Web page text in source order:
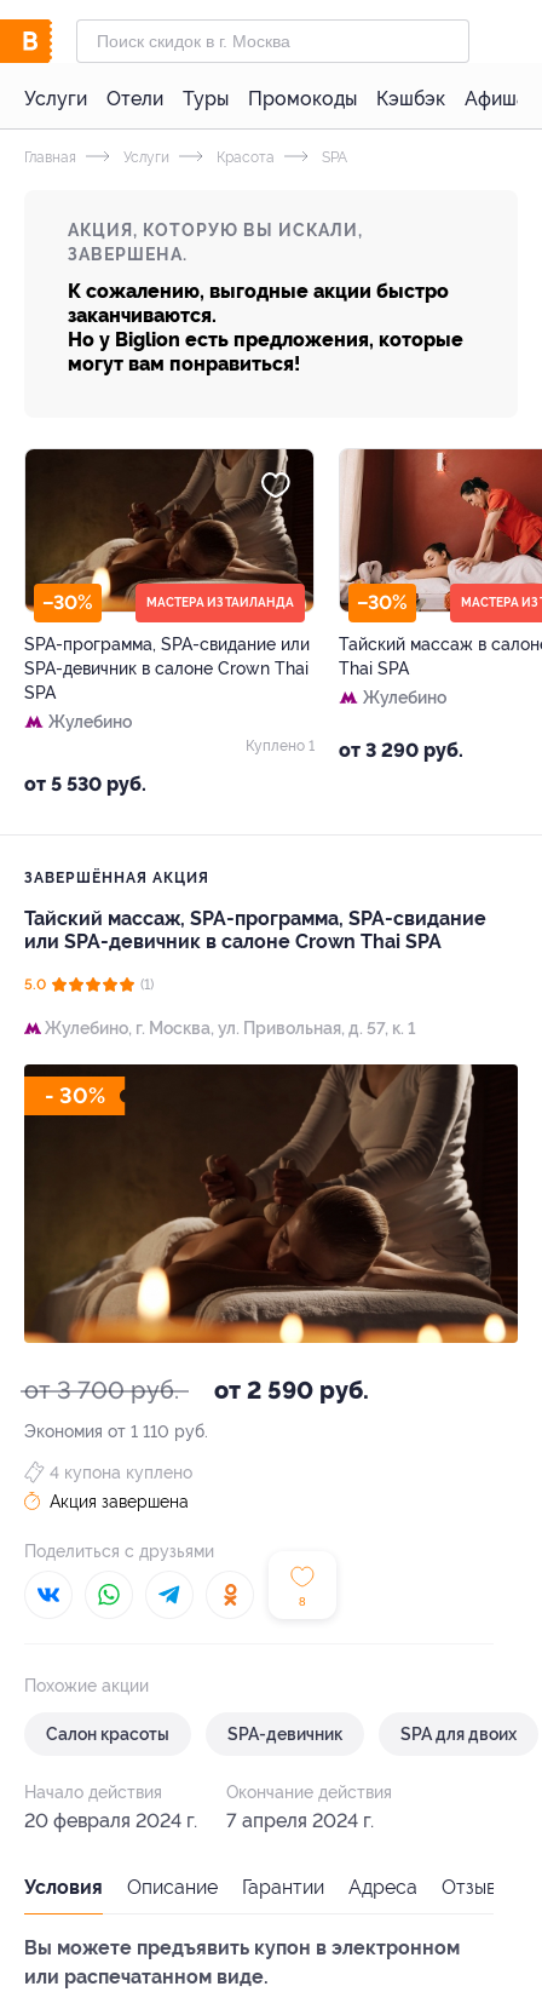
Услуги Отели Туры Промокоды Кэшбэк Афиша
Главная Услуги Красота SPA
АКЦИЯ, КОТОРУЮ ВЫ ИСКАЛИ,
ЗАВЕРШЕНА.
К сожалению, выгодные акции быстро
заканчиваются.
Но у Biglion есть предложения, которые
могут вам понравиться!
–30% МАСТЕРА ИЗ ТАИЛАНДА
SPA-программа, SPA-свидание или
SPA-девичник в салоне Crown Thai
SPA
Жулебино
от 5 530 руб.
Куплено 1
–30% МАСТЕРА
Тайский массаж в
Thai SPA
Жулебино
от 3 290 руб.
ЗАВЕРШЁННАЯ АКЦИЯ
Тайский массаж, SPA-программа, SPA-свидание
или SPA-девичник в салоне Crown Thai SPA
5.0 (1)
Жулебино, г. Москва, ул. Привольная, д. 57, к. 1
- 30%
от 3 700 руб. от 2 590 руб.
Экономия от 1 110 руб.
8
4 купона куплено
Акция завершена
Поделиться с друзьями
Похожие акции
Салон красоты SPA-девичник SPA для двоих
Начало действия
20 февраля 2024 г.
Окончание действия
7 апреля 2024 г.
Условия Описание Гарантии Адреса Отзывы
Вы можете предъявить купон в электронном
или распечатанном виде.